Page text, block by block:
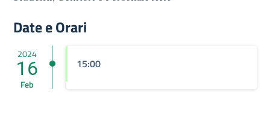
Date e Orari
2024
16
Feb
15:00